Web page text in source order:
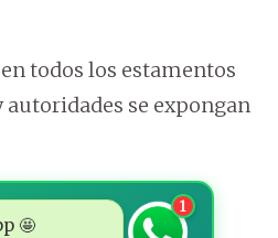
todos los estamentos
se expongan
🤩
1